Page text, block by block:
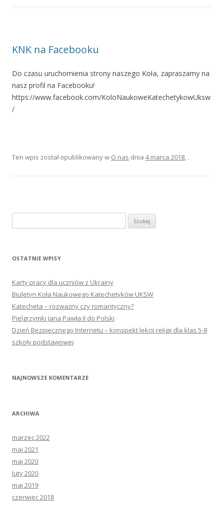
KNK na Facebooku
Do czasu uruchomienia strony naszego Koła, zapraszamy na
nasz profil na Facebooku!
https://www.facebook.com/KoloNaukoweKatechetykowUksw
/
Ten wpis został opublikowany w O nas dnia 4 marca 2018, .
OSTATNIE WPISY
Karty pracy dla uczniów z Ukrainy
Biuletyn Koła Naukowego Katechetyków UKSW
Katecheta – rozważny czy romantyczny?
Pielgrzymki Jana Pawła II do Polski
Dzień Bezpiecznego Internetu – konspekt lekcji religii dla klas 5-8
szkoły podstawowej
NAJNOWSZE KOMENTARZE
ARCHIWA
marzec 2022
maj 2021
maj 2020
luty 2020
maj 2019
czerwiec 2018